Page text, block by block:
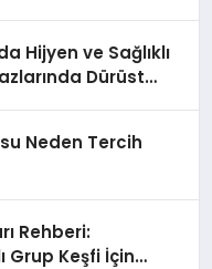
Hijyen ve Sağlıklı
Dürüst
Neden Tercih
Rehberi:
Grup Keşfi İçin